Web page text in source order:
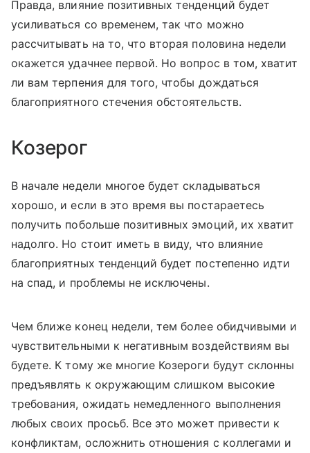
Правда, влияние позитивных тенденций будет
усиливаться со временем, так что можно
рассчитывать на то, что вторая половина недели
окажется удачнее первой. Но вопрос в том, хватит
ли вам терпения для того, чтобы дождаться
благоприятного стечения обстоятельств.
Козерог
В начале недели многое будет складываться
хорошо, и если в это время вы постараетесь
получить побольше позитивных эмоций, их хватит
надолго. Но стоит иметь в виду, что влияние
благоприятных тенденций будет постепенно идти
на спад, и проблемы не исключены.
Чем ближе конец недели, тем более обидчивыми и
чувствительными к негативным воздействиям вы
будете. К тому же многие Козероги будут склонны
предъявлять к окружающим слишком высокие
требования, ожидать немедленного выполнения
любых своих просьб. Все это может привести к
конфликтам, осложнить отношения с коллегами и